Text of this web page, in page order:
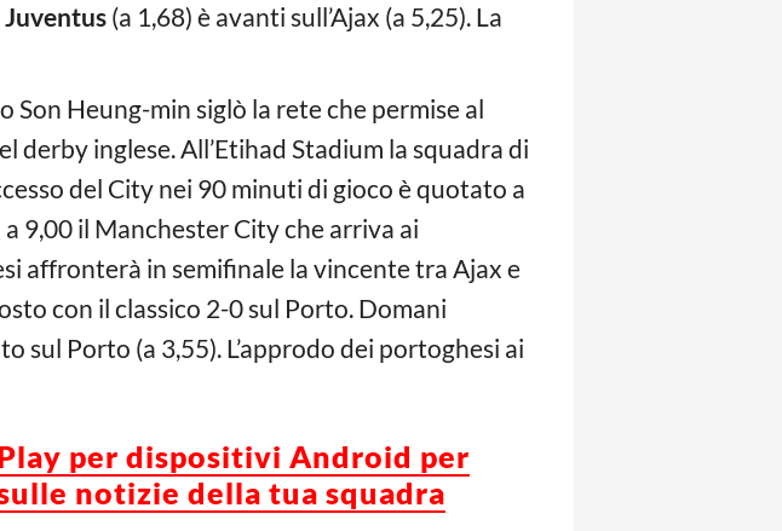
Juventus (a 1,68) è avanti sull’Ajax (a 5,25). La
Son Heung-min siglò la rete che permise al
derby inglese. All’Etihad Stadium la squadra di
del City nei 90 minuti di gioco è quotato a
9,00 il Manchester City che arriva ai
affronterà in semifinale la vincente tra Ajax e
con il classico 2-0 sul Porto. Domani
sul Porto (a 3,55). L’approdo dei portoghesi ai
per dispositivi Android per
notizie della tua squadra